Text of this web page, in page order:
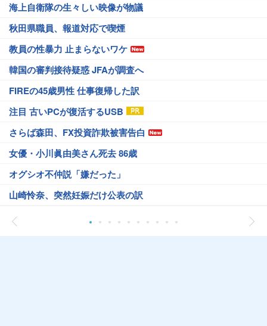
海上自衛隊の生々しい映像が物議
秋田県職員、報道対応で喫煙
教員の性暴力 止まらないワケ
韓国の審判接待疑惑 JFAが調査へ
FIREの45歳男性 仕事復帰した訳
注目 古いPCが復活するUSB
さらば森田、FX投資詐欺被害告白
女優・小川眞由美さん死去 86歳
オグシオ不仲説「嫌だった」
山崎怜奈、突然妊娠だけ公表の訳